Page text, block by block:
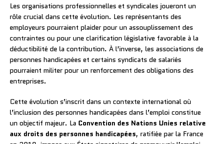
Les organisations professionnelles et syndicales joueront un
rôle crucial dans cette évolution. Les représentants des
employeurs pourraient plaider pour un assouplissement des
contraintes ou pour une clarification législative favorable à la
déductibilité de la contribution. À l’inverse, les associations de
personnes handicapées et certains syndicats de salariés
pourraient militer pour un renforcement des obligations des
entreprises.
Cette évolution s’inscrit dans un contexte international où
l’inclusion des personnes handicapées dans l’emploi constitue
un objectif majeur. La Convention des Nations Unies relative
aux droits des personnes handicapées, ratifiée par la France